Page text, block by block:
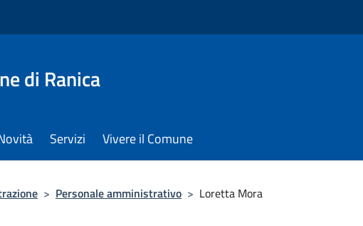
di Ranica
Servizi Vivere il Comune
> Personale amministrativo > Loretta Mora